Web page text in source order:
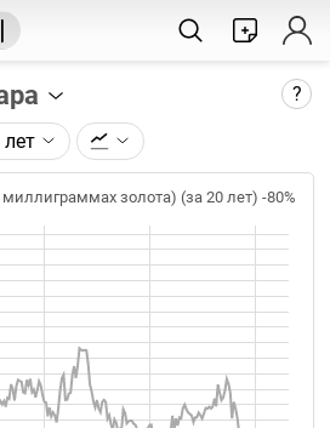
?
торгуемого на ICE.
- цена закрытия дня,
Оптимальный таймфрейм
подбирается автоматически
графика.
ежедневно.
миллиграммах золота) (за 20 лет) -80%